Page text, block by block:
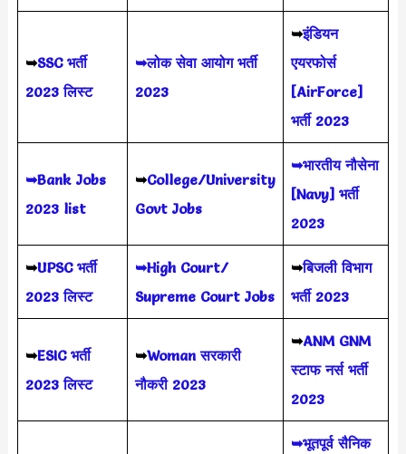
➥SSC भर्ती
2023 लिस्ट
➥लोक सेवा आयोग भर्ती
2023
➥इंडियन
एयरफोर्स
[AirForce]
भर्ती 2023
➥Bank Jobs
2023 list
➥College/University
Govt Jobs
➥भारतीय नौसेना
[Navy] भर्ती
2023
➥UPSC भर्ती
2023 लिस्ट
➥High Court/
Supreme Court Jobs
➥बिजली विभाग
भर्ती 2023
➥ESIC भर्ती
2023 लिस्ट
➥Woman सरकारी
नौकरी 2023
➥ANM GNM
स्टाफ नर्स भर्ती
2023
➥भूतपूर्व सैनिक